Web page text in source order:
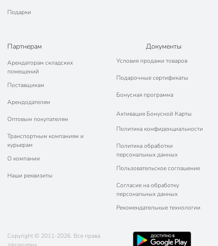
Подарки
Партнерам
Арендаторам складских
помещений
Поставщикам
Арендодателям
Оптовым покупателям
Транспортным компаниям и
курьерам
О компании
Наши реквизиты
Документы
Условия продажи товаров
Подарочные сертификаты
Бонусная программа
Активация Бонусной Карты
Политика конфиденциальности
Политика обработки
персональных данных
Пользовательское соглашение
Согласие на обработку
персональных данных
Рекомендательные технологии
Copyright © 2011-2026. Все права